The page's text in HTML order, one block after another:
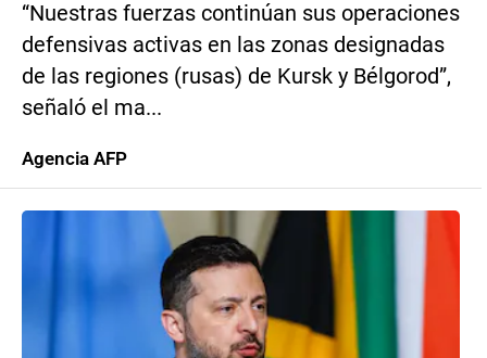
“Nuestras fuerzas continúan sus operaciones
defensivas activas en las zonas designadas
de las regiones (rusas) de Kursk y Bélgorod”,
señaló el ma...
Agencia AFP